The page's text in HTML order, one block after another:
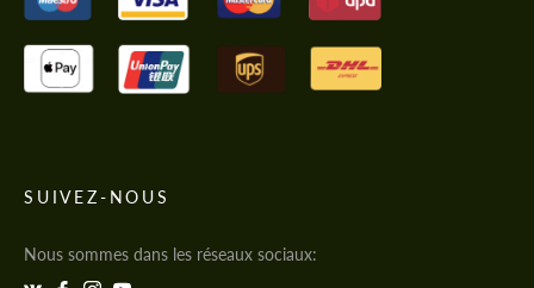
SUIVEZ-NOUS
Nous sommes dans les réseaux sociaux: